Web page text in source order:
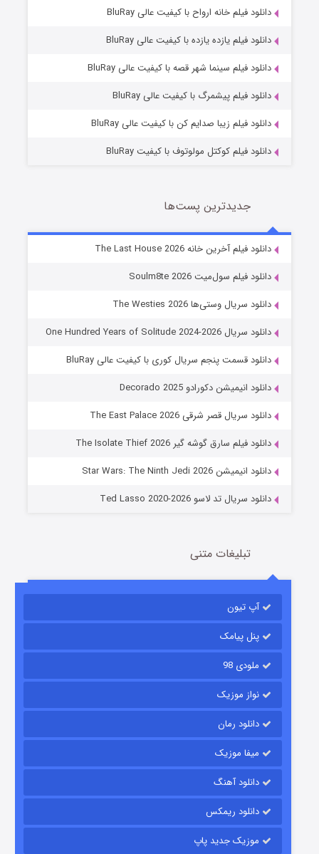
خاندان اژدها فصل ۳
جادوگری در مغولستان
قسمت14 (زیرنویس) منتشر شد
رویایی برای تو
قسمت
دانلود فیلم خانه ارواح با کیفیت عالی BluRay
دانلود فیلم یازده یازده با کیفیت عالی BluRay
دانلود فیلم سینما شهر قصه با کیفیت عالی BluRay
دانلود فیلم پیشمرگ با کیفیت عالی BluRay
دانلود فیلم زیبا صدایم کن با کیفیت عالی BluRay
دانلود فیلم کوکتل مولوتوف با کیفیت BluRay
جدیدترین پست‌ها
دانلود فیلم آخرین خانه The Last House 2026
دانلود فیلم سول‌میت Soulm8te 2026
دانلود سریال وستی‌ها The Westies 2026
دانلود سریال One Hundred Years of Solitude 2024-2026
دانلود قسمت پنجم سریال کوری با کیفیت عالی BluRay
دانلود انیمیشن دکورادو Decorado 2025
دانلود سریال قصر شرقی The East Palace 2026
دانلود فیلم سارق گوشه گیر The Isolate Thief 2026
دانلود انیمیشن Star Wars: The Ninth Jedi 2026
دانلود سریال تد لاسو Ted Lasso 2020-2026
تبلیغات متنی
آپ تیون
پنل پیامک
ملودی 98
نواز موزیک
دانلود رمان
میفا موزیک
دانلود آهنگ
دانلود ریمکس
موزیک جدید پاپ